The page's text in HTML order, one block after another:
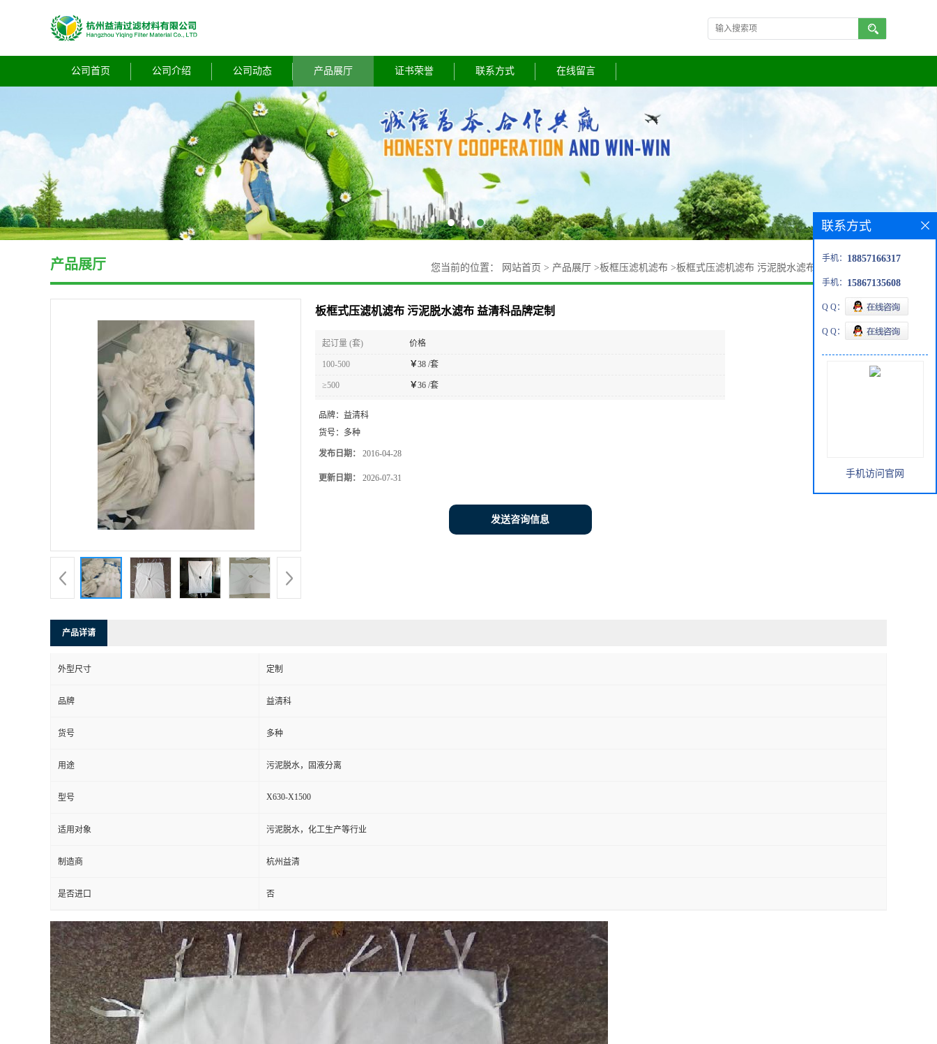
公司首页 公司介绍 公司动态 产品展厅 证书荣誉 联系方式 在线留言
产品展厅 您当前的位置： 网站首页 > 产品展厅 >板框压滤机滤布 >板框式压滤机滤布 污泥脱水滤布 益清科品牌定制
板框式压滤机滤布 污泥脱水滤布 益清科品牌定制
起订量 (套) 价格
100-500 ￥38 /套
≥500 ￥36 /套
品牌： 益清科
货号： 多种
发布日期： 2016-04-28
更新日期： 2026-07-31
发送咨询信息
产品详请
外型尺寸 定制
品牌 益清科
货号 多种
用途 污泥脱水，固液分离
型号 X630-X1500
适用对象 污泥脱水，化工生产等行业
制造商 杭州益清
是否进口 否
联系方式
手机： 18857166317
手机： 15867135608
Q Q：
Q Q：
手机访问官网